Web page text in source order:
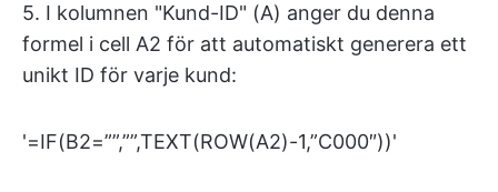
5. I kolumnen "Kund-ID" (A) anger du denna
formel i cell A2 för att automatiskt generera ett
unikt ID för varje kund:
'=IF(B2=””,””,TEXT(ROW(A2)-1,”C000″))'